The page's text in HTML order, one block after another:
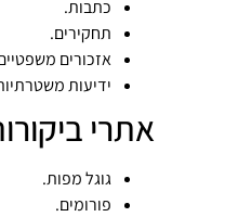
כתבות.
תחקירים.
אזכורים
ידיעות
אתרי
גוגל מפות.
פורומים.